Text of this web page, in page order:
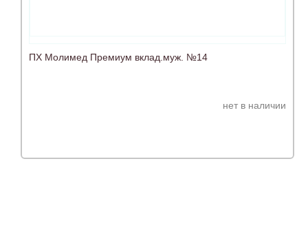
ПХ Молимед Премиум вклад.муж. №14
нет в наличии